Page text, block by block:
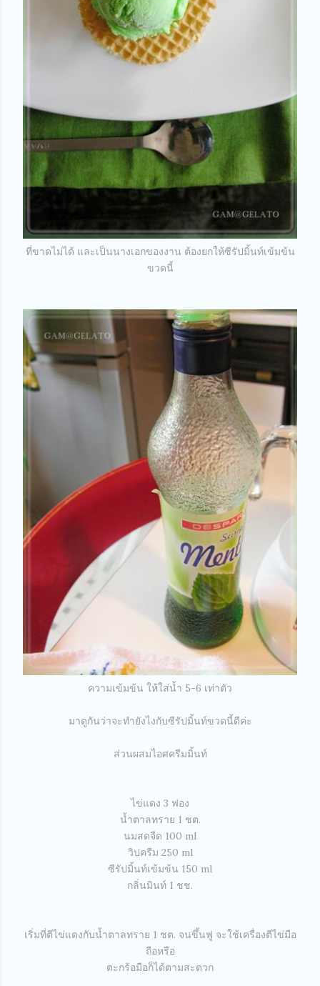
ที่ขาดไม่ได้ และเป็นนางเอกของงาน ต้องยกให้ซีรัปมิ้นท์เข้มข้น
ขวดนี้
ความเข้มข้น ให้ใส่น้ำ 5-6 เท่าตัว
มาดูกันว่าจะทำยังไงกับซีรัปมิ้นท์ขวดนี้ดีค่ะ
ส่วนผสมไอศครีมมิ้นท์
ไข่แดง 3 ฟอง
น้ำตาลทราย 1 ชต.
นมสดจืด 100 ml
วิปครีม 250 ml
ซีรัปมิ้นท์เข้มข้น 150 ml
กลิ่นมินท์ 1 ชช.
เริ่มที่ตีไข่แดงกับน้ำตาลทราย 1 ชต. จนขึ้นฟู จะใช้เครื่องตีไข่มือ
ถือหรือ
ตะกร้อมือก็ได้ตามสะดวก